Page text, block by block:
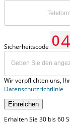
Sicherheitscode
Wir verpflichten uns,
Datenschutzrichtlinie
Einreichen
Erhalten Sie 30 bis 60